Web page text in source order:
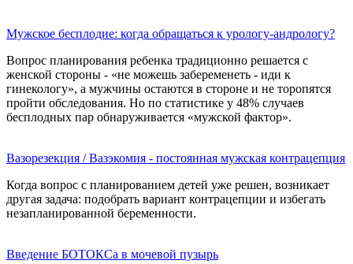
Мужское бесплодие: когда обращаться к урологу-андрологу?
Вопрос планирования ребенка традиционно решается с
женской стороны - «не можешь забеременеть - иди к
гинекологу», а мужчины остаются в стороне и не торопятся
пройти обследования. Но по статистике у 48% случаев
бесплодных пар обнаруживается «мужской фактор».
Вазорезекция / Вазэкомия - постоянная мужская контрацепция
Когда вопрос с планированием детей уже решен, возникает
другая задача: подобрать вариант контрацепции и избегать
незапланированной беременности.
Введение БОТОКСа в мочевой пузырь